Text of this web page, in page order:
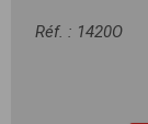
Réf. : 1420O